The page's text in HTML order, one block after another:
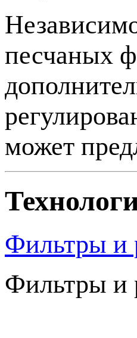
песчаных
может
Фильтры и
Фильтры и